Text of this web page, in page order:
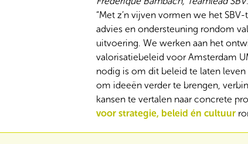
“Met z’n vijven vormen we het
advies en ondersteuning rondom
uitvoering. We werken aan het
valorisatiebeleid voor Amsterdam
nodig is om dit beleid te laten
om ideeën verder te brengen,
kansen te vertalen naar concrete
voor strategie, beleid én cultuur